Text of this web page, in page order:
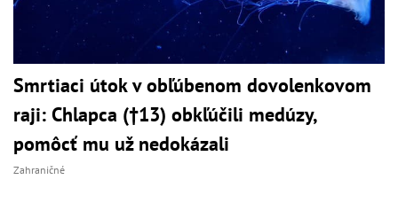
Smrtiaci útok v obľúbenom dovolenkovom
raji: Chlapca (†13) obkľúčili medúzy,
pomôcť mu už nedokázali
Zahraničné